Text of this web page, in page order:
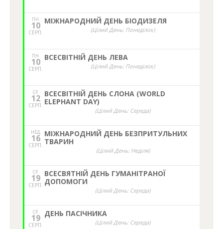
ПН.
10
СЕРП.
МІЖНАРОДНИЙ ДЕНЬ БІОДИЗЕЛЯ
(Цілий День: Понеділок)
ПН.
10
СЕРП.
ВСЕСВІТНІЙ ДЕНЬ ЛЕВА
(Цілий День: Понеділок)
СР.
12
СЕРП.
ВСЕСВІТНІЙ ДЕНЬ СЛОНА (WORLD
ELEPHANT DAY)
(Цілий День: Середа)
НЕД,
16
СЕРП.
МІЖНАРОДНИЙ ДЕНЬ БЕЗПРИТУЛЬНИХ
ТВАРИН
(Цілий День: Неділя)
СР.
19
СЕРП.
ВСЕСВЯТНІЙ ДЕНЬ ГУМАНІТРАНОЇ
ДОПОМОГИ
(Цілий День: Середа)
СР.
19
СЕРП.
ДЕНЬ ПАСІЧНИКА
(Цілий День: Середа)